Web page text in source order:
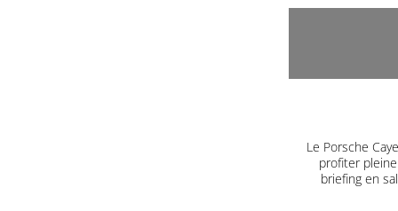
Le Porsche
profiter
briefing en